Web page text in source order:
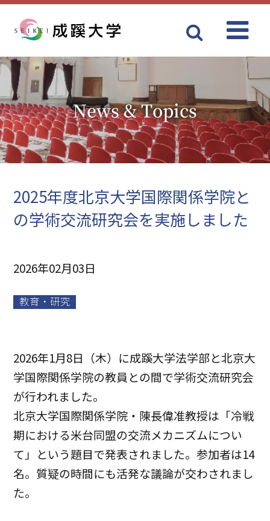
News & Topics
2025年度北京大学国際関係学院と
の学術交流研究会を実施しました
2026年02月03日
教育・研究
2026年1月8日（木）に成蹊大学法学部と北京大
学国際関係学院の教員との間で学術交流研究会
が行われました。
北京大学国際関係学院・陳長偉准教授は「冷戦
期における米台同盟の交流メカニズムについ
て」という題目で発表されました。参加者は14
名。質疑の時間にも活発な議論が交わされまし
た。